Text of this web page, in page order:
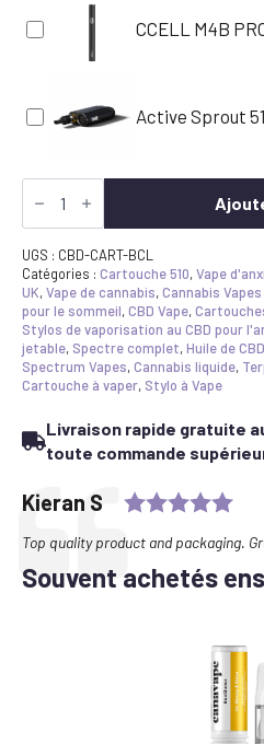
CCELL M4B
Active Sprout
quantité
de
CBD
Vape
Cartridge
UGS : CBD-CART-BCL
Catégories : Cartouche 510,Vape
UK,Vape de cannabis,Cannabis Vapes
pour le sommeil,CBD Vape,
Stylos de vaporisation au CBD pour
jetable, Spectre complet,Huile de
Spectrum Vapes,Cannabis liquide,
Cartouche à vaper, Stylo à Vape
Livraison rapide gratuite
toute commande
Testimonial
Author:
Kieran S
Text:
Top quality product and packaging.
Souvent achetés